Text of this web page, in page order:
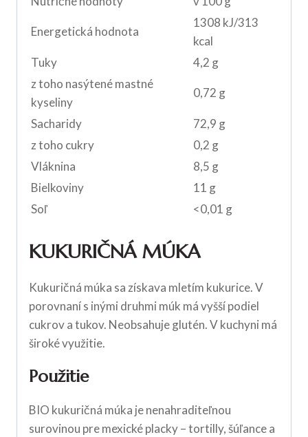
Energetická hodnota
1308 kJ/313
kcal
Tuky
4,2 g
z toho nasýtené mastné
kyseliny
0,72 g
Sacharidy
72,9 g
z toho cukry
0,2 g
Vláknina
8,5 g
Bielkoviny
11 g
Soľ
<0,01 g
KUKURIČNÁ MÚKA
Kukuričná múka sa získava mletím kukurice. V
porovnaní s inými druhmi múk má vyšší podiel
cukrov a tukov. Neobsahuje glutén. V kuchyni má
široké využitie.
Použitie
BIO kukuričná múka je nenahraditeľnou
surovinou pre mexické placky – tortilly, šúľance a